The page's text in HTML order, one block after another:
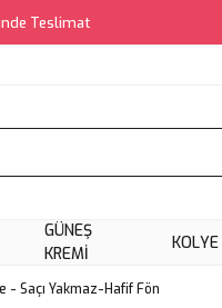
Teslimat
GÜNEŞ
KREMI
KOLYE
- Saçı Yakmaz-Hafif Fön